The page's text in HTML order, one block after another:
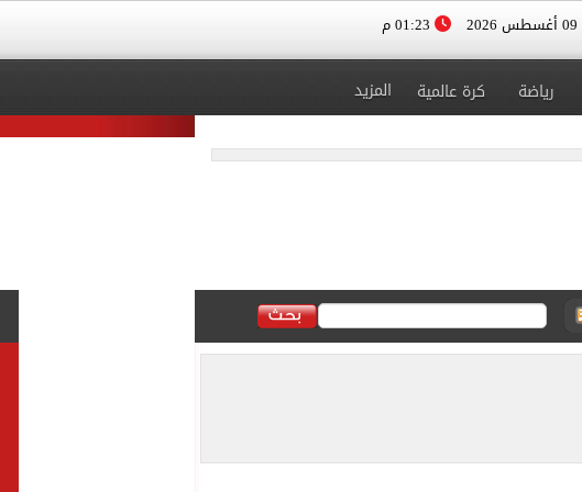
رياضة كرة عالمية المزيد